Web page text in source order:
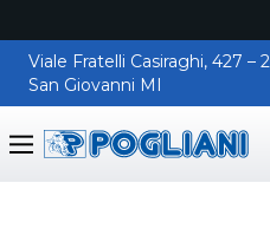
Viale Fratelli Casiraghi, 427 –
San Giovanni MI